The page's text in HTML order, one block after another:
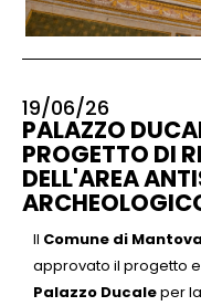
19/06/26
PALAZZO
PROGETTO DI
DELL'AREA
Il Comune di Mantova
approvato il progetto
Palazzo Ducaleper